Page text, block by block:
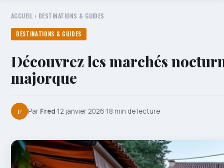
ACCUEIL › DESTINATIONS & GUIDES
DESTINATIONS & GUIDES
Découvrez les marchés
majorque
F Par Fred·12 janvier 2026·18 min de lecture